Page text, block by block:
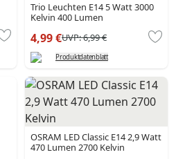
Trio Leuchten E14 5 Watt 3000
Kelvin 400 Lumen
4,99 €UVP:6,99 €
Produktdatenblatt
OSRAM LED Classic E14 2,9 Watt
470 Lumen 2700 Kelvin